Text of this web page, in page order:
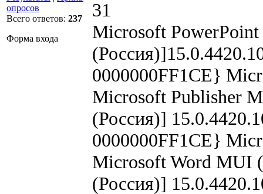
опросов
Всего ответов: 237
Форма входа
31
Microsoft
0000000FF1CE}
Microsoft Publisher
(Россия)]
0000000FF1CE}
Microsoft Word MUI
(Россия)]